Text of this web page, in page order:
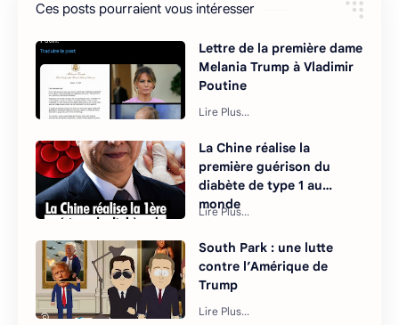
Ces posts pourraient vous intéresser
Lettre de la première dame
Melania Trump à Vladimir
Poutine
La Chine réalise la
première guérison du
diabète de type 1 au
monde
South Park : une lutte
contre l’Amérique de
Trump